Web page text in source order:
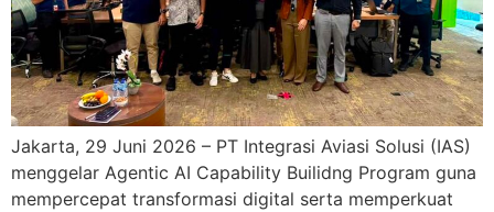
Jakarta, 29 Juni 2026 – PT Integrasi Aviasi Solusi (IAS)
menggelar Agentic AI Capability Builidng Program guna
mempercepat transformasi digital serta memperkuat